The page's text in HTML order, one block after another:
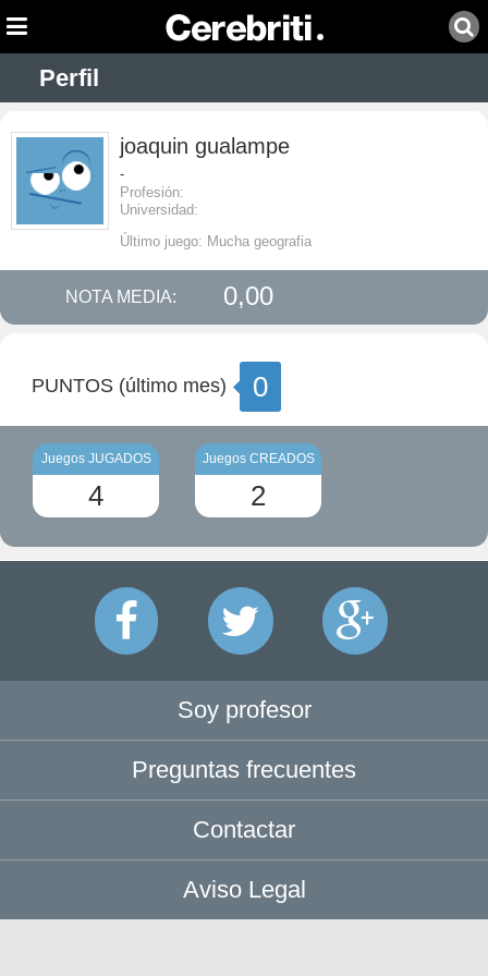
Perfil
joaquin gualampe
-
Profesión:
Universidad:
Último juego: Mucha geografia
NOTA MEDIA: 0,00
PUNTOS (último mes) 0
Juegos JUGADOS
4
Juegos CREADOS
2
Soy profesor
Preguntas frecuentes
Contactar
Aviso Legal